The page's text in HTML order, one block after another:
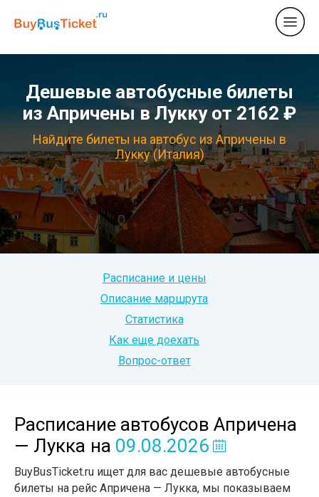
Дешевые автобусные билеты
из Апричены в Лукку от 2162 ₽
Найдите билеты на автобус из Апричены в
Лукку (Италия)
Расписание и цены
Описание маршрута
Статистика
Как еще доехать
Вопрос-ответ
Расписание автобусов Апричена
— Лукка на 09.08.2026
BuyBusTicket.ru ищет для вас дешевые автобусные
билеты на рейс Апричена — Лукка, мы показываем